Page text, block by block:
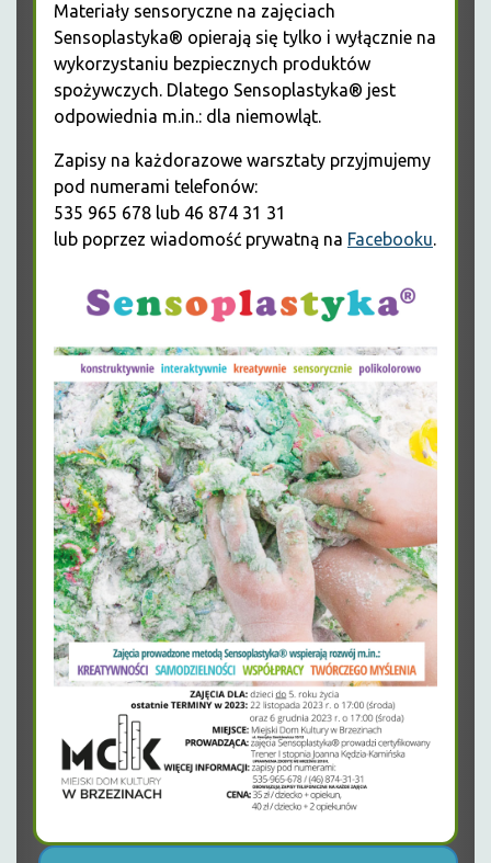
Materiały sensoryczne na zajęciach
Sensoplastyka® opierają się tylko i wyłącznie na
wykorzystaniu bezpiecznych produktów
spożywczych. Dlatego Sensoplastyka® jest
odpowiednia m.in.: dla niemowląt.
Zapisy na każdorazowe warsztaty przyjmujemy
pod numerami telefonów:
535 965 678 lub 46 874 31 31
lub poprzez wiadomość prywatną na Facebooku.